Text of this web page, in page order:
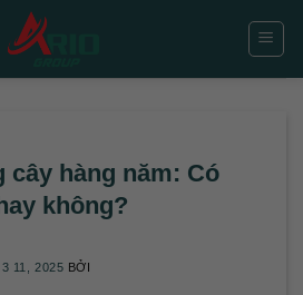
cây hàng năm: Có
không?
11, 2025 BỞI